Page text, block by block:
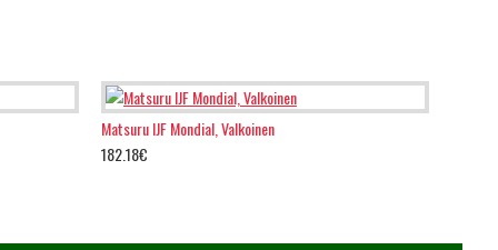
Matsuru IJF Mondial, Valkoinen
182.18€